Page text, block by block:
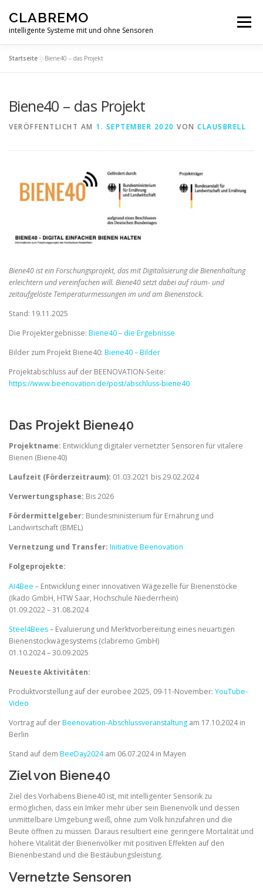
Inhalt
springen
CLABREMO
intelligente Systeme mit und ohne Sensoren
Menü
DATENSCHUTZERKLÄRUNG
Startseite »Biene40 – das Projekt
Biene40 – das Projekt
VERÖFFENTLICHT AM 1. SEPTEMBER 2020 VON CLAUSBRELL
Biene40 ist ein Forschungsprojekt, das mit Digitalisierung die Bienenhaltung
erleichtern und vereinfachen will. Biene40 setzt dabei aufräum- und
zeitaufgelöste Temperaturmessungen im und am Bienenstock.
Stand: 19.11.2025
Die Projektergebnisse: Biene40 – die Ergebnisse
Bilder zum Projekt Biene40: Biene40 – Bilder
Projektabschluss auf der BEENOVATION-Seite:
https://www.beenovation.de/post/abschluss-biene40
Das Projekt Biene40
Projektname: Entwicklung digitaler vernetzter Sensoren für vitalere
Bienen (Biene40)
Laufzeit (Förderzeitraum): 01.03.2021 bis 29.02.2024
Verwertungsphase: Bis 2026
Fördermittelgeber: Bundesministerium für Ernährung und
Landwirtschaft (BMEL)
Vernetzung und Transfer: Initiative Beenovation
Folgeprojekte:
AI4Bee – Entwicklung einer innovativen Wägezelle für Bienenstöcke
(Ikado GmbH, HTW Saar, Hochschule Niederrhein)
01.09.2022 – 31.08.2024
Steel4Bees– Evaluierung und Merktvorbereitung eines neuartigen
Bienenstockwägesystems (clabremo GmbH)
01.10.2024 – 30.09.2025
Neueste Aktivitäten:
Produktvorstellung auf der eurobee 2025, 09-11-November: YouTube-
Video
Vortrag auf derBeenovation-Abschlussveranstaltung am 17.10.2024 in
Berlin
Stand auf dem BeeDay2024am 06.07.2024 in Mayen
Ziel von Biene40
Ziel des Vorhabens Biene40 ist, mit intelligenter Sensorik zu
ermöglichen, dass ein Imker mehr über sein Bienenvolk und dessen
unmittelbare Umgebung weiß, ohne zum Volk hinzufahren und die
Beute öffnen zu müssen. Daraus resultiert eine geringere Mortalität und
höhere Vitalität der Bienenvölker mit positiven Effekten auf den
Bienenbestand und die Bestäubungsleistung.
Vernetzte Sensoren